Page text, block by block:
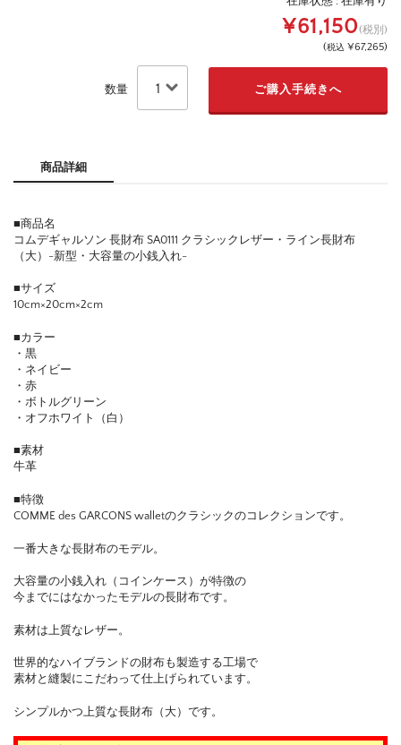
¥61,150(税別)
(税込 ¥67,265)
数量
商品詳細
■商品名
コムデギャルソン 長財布 SA0111 クラシックレザー・ライン長財布
（大）-新型・大容量の小銭入れ-
■サイズ
10cm×20cm×2cm
■カラー
・黒
・ネイビー
・赤
・ボトルグリーン
・オフホワイト（白）
■素材
牛革
■特徴
COMME des GARCONS walletのクラシックのコレクションです。
一番大きな長財布のモデル。
大容量の小銭入れ（コインケース）が特徴の
今までにはなかったモデルの長財布です。
素材は上質なレザー。
世界的なハイブランドの財布も製造する工場で
素材と縫製にこだわって仕上げられています。
シンプルかつ上質な長財布（大）です。